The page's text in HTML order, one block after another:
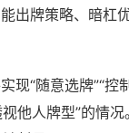
出牌策略、暗杠
“随意选牌”“控
他人牌型”的情